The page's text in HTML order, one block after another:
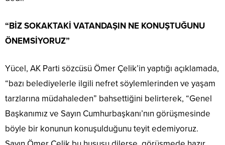
“BİZ SOKAKTAKİ VATANDAŞIN NE KONUŞTUĞUNU
ÖNEMSİYORUZ”
Yücel, AK Parti sözcüsü Ömer Çelik’in yaptığı açıklamada,
“bazı belediyelerle ilgili nefret söylemlerinden ve yaşam
tarzlarına müdahaleden” bahsettiğini belirterek, “Genel
Başkanımız ve Sayın Cumhurbaşkanı’nın görüşmesinde
böyle bir konunun konuşulduğunu teyit edemiyoruz.